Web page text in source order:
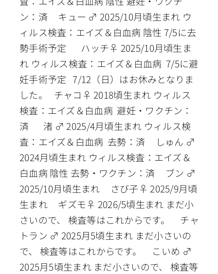
ン：済 キュー ♂ 2025/10月頃生まれ ウ
ィルス検査：エイズ＆白血病 陰性 7/5に去
勢手術予定 ハッチ♀ 2025/10月頃生ま
れ ウィルス検査：エイズ＆白血病 7/5に避
妊手術予定 7/12（日）はお休みとなりま
した。 チャコ♀ 2018頃生まれ ウィルス
検査：エイズ＆白血病 避妊・ワクチン：
済 渚 ♂ 2025/4月頃生まれ ウィルス検
査：エイズ＆白血病 去勢：済 しゅん ♂
2024月頃生まれ ウィルス検査：エイズ＆
白血病 陰性 去勢・ワクチン：済 ブン ♂
2025/10月頃生まれ さび子♀ 2025/9月頃
生まれ ギズモ♀ 2026/5頃生まれ まだ小
さいので、 検査等はこれからです。 チャ
トラン ♂ 2025月5頃生まれ まだ小さいの
で、 検査等はこれからです。 こいめ ♂
2025月5頃生まれ まだ小さいので、 検査等